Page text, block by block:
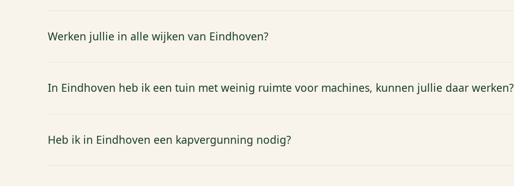
Werken jullie in alle wijken van Eindhoven?
In Eindhoven heb ik een tuin met weinig ruimte voor machines, kunnen jullie daar werken?
Heb ik in Eindhoven een kapvergunning nodig?